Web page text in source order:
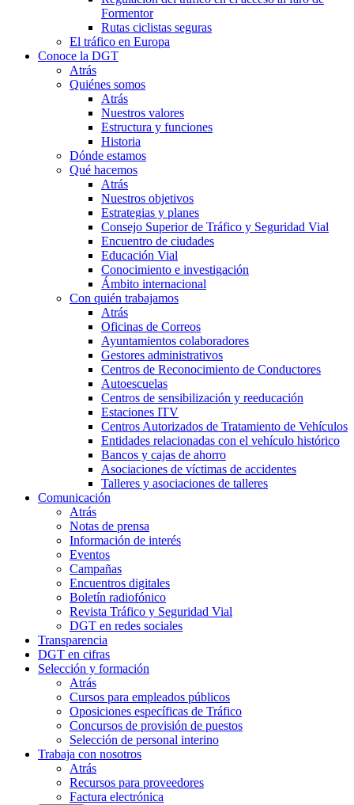
Formentor
Rutas ciclistas seguras
El tráfico en Europa
Conoce la DGT
Atrás
Quiénes somos
Atrás
Nuestros valores
Estructura y funciones
Historia
Dónde estamos
Qué hacemos
Atrás
Nuestros objetivos
Estrategias y planes
Consejo Superior de Tráfico y Seguridad Vial
Encuentro de ciudades
Educación Vial
Conocimiento e investigación
Ámbito internacional
Con quién trabajamos
Atrás
Oficinas de Correos
Ayuntamientos colaboradores
Gestores administrativos
Centros de Reconocimiento de Conductores
Autoescuelas
Centros de sensibilización y reeducación
Estaciones ITV
Centros Autorizados de Tratamiento de Vehículos
Entidades relacionadas con el vehículo histórico
Bancos y cajas de ahorro
Asociaciones de víctimas de accidentes
Talleres y asociaciones de talleres
Comunicación
Atrás
Notas de prensa
Información de interés
Eventos
Campañas
Encuentros digitales
Boletín radiofónico
Revista Tráfico y Seguridad Vial
DGT en redes sociales
Transparencia
DGT en cifras
Selección y formación
Atrás
Cursos para empleados públicos
Oposiciones específicas de Tráfico
Concursos de provisión de puestos
Selección de personal interino
Trabaja con nosotros
Atrás
Recursos para proveedores
Factura electrónica